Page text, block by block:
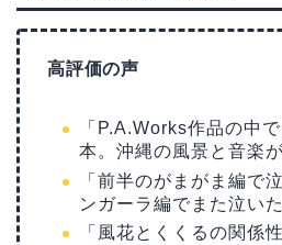
高評価の声
「P.A.Works作品の中
本。沖縄の風景と音楽
「前半のがまがま編で
ンガーラ編でまた泣い
「風花とくくるの関係